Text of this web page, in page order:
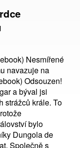
Nesmířené
navazuje na
Odsouzen!
a býval jsi
strážců krále. To
bylo
Dungola de
Společně s